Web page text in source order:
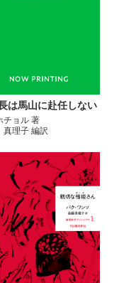
は馬山に赴任しない
チョル 著
理子 編訳